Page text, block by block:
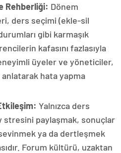
Rehberliği: Dönem
ders seçimi (ekle-sil
gibi karmaşık
kafasını fazlasıyla
üyeler ve yöneticiler,
anlatarak hata yapma
Yalnızca ders
stresini paylaşmak, sonuçlar
ya da dertleşmek
Forum kültürü, uzaktan